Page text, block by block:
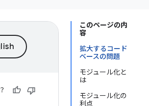
このページの内
容
拡大するコード
ベースの問題
モジュール化と
は
モジュール化の
利点